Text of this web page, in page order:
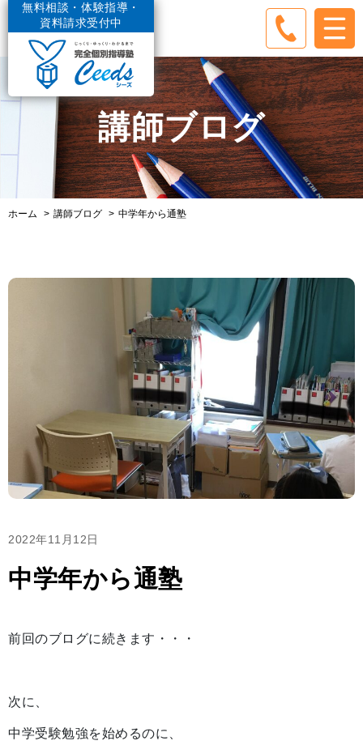
無料相談・体験指導・
資料請求受付中
講師ブログ
ホーム 講師ブログ 中学年から通塾
2022年11月12日
中学年から通塾
前回のブログに続きます・・・
次に、
中学受験勉強を始めるのに、